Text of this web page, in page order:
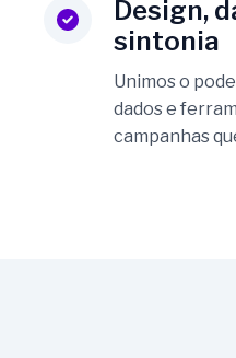
Design,
sintonia
Unimos o
dados e
campanhas